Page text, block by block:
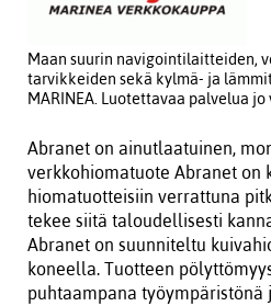
Maan suurin navigointilaitteiden,
tarvikkeiden sekä kylmä- ja
MARINEA. Luotettavaa palvelua jo
Abranet on ainutlaatuinen,
verkkohiomatuote Abranet on
hiomatuotteisiin verrattuna
tekee siitä taloudellisesti
Abranet on suunniteltu
koneella. Tuotteen
puhtaampana työympäristönä